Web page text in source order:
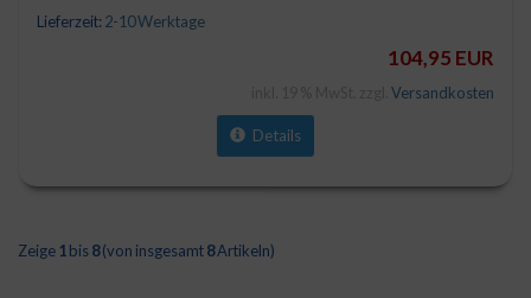
Lieferzeit: 2-10 Werktage
104,95 EUR
Versandkosten
Details
Zeige1 bis8(von insgesamt8Artikeln)